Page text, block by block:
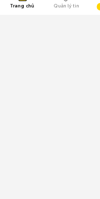
Trang chủ Quản lý tin